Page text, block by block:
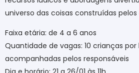
universo das coisas construídas pelos
Faixa etária: de 4 a 6 anos
Quantidade de vagas: 10 crianças por
acompanhadas pelos responsáveis